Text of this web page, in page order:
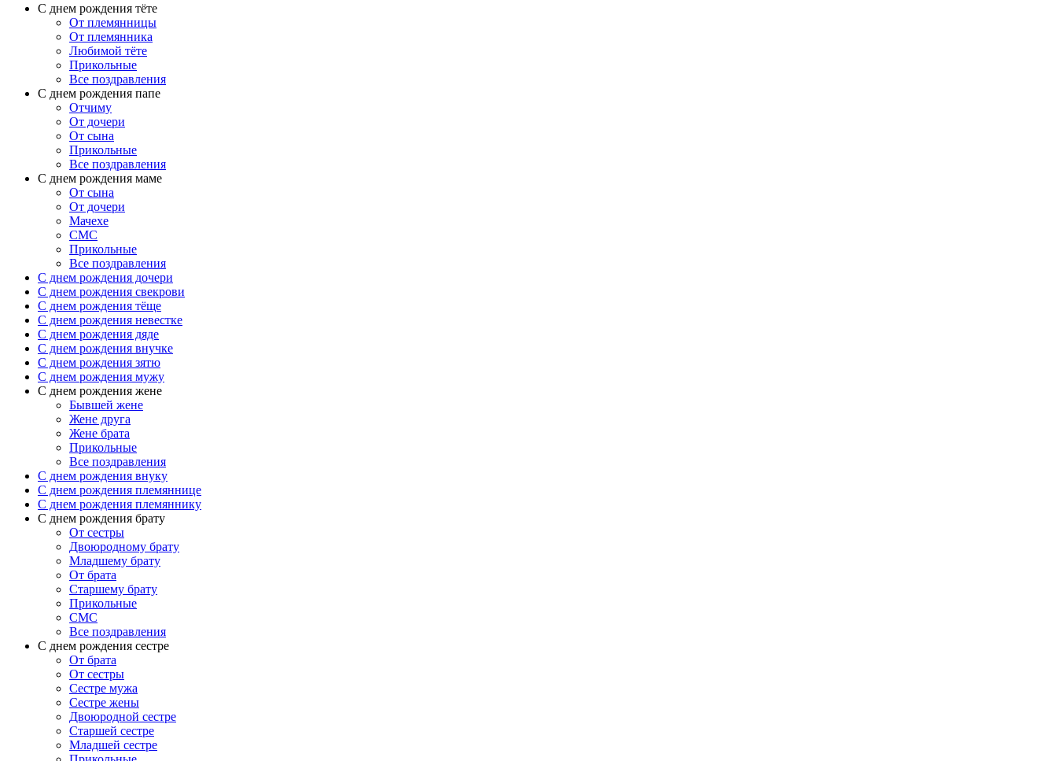
С днем рождения тёте
От племянницы
От племянника
Любимой тёте
Прикольные
Все поздравления
C днем рождения папе
Отчиму
От дочери
От сына
Прикольные
Все поздравления
С днем рождения маме
От сына
От дочери
Мачехе
СМС
Прикольные
Все поздравления
C днем рождения дочери
C днем рождения свекрови
C днем рождения тёще
C днем рождения невестке
C днем рождения дяде
C днем рождения внучке
C днем рождения зятю
C днем рождения мужу
С днем рождения жене
Бывшей жене
Жене друга
Жене брата
Прикольные
Все поздравления
C днем рождения внуку
C днем рождения племяннице
C днем рождения племяннику
C днем рождения брату
От сестры
Двоюродному брату
Младшему брату
От брата
Старшему брату
Прикольные
СМС
Все поздравления
С днем рождения сестре
От брата
От сестры
Сестре мужа
Сестре жены
Двоюродной сестре
Старшей сестре
Младшей сестре